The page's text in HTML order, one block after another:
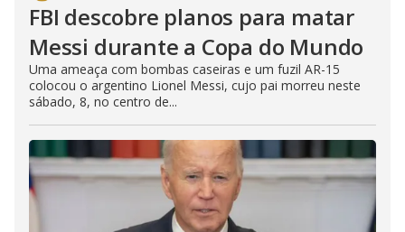
FBI descobre planos para matar
Messi durante a Copa do Mundo
Uma ameaça com bombas caseiras e um fuzil AR-15
colocou o argentino Lionel Messi, cujo pai morreu neste
sábado, 8, no centro de...